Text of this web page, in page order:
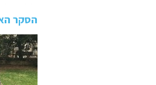
הסקר